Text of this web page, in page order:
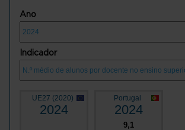
Ano
Indicador
UE27 (2020)
2024
Portugal
2024
9,1